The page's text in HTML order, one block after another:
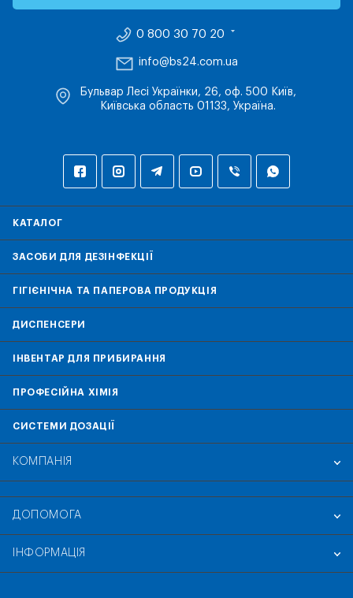
0 800 30 70 20
info@bs24.com.ua
Бульвар Лесі Українки, 26, оф. 500 Київ,
Київська область 01133, Україна.
КАТАЛОГ
ЗАСОБИ ДЛЯ ДЕЗІНФЕКЦІЇ
ГІГІЄНІЧНА ТА ПАПЕРОВА ПРОДУКЦІЯ
ДИСПЕНСЕРИ
ІНВЕНТАР ДЛЯ ПРИБИРАННЯ
ПРОФЕСІЙНА ХІМІЯ
СИСТЕМИ ДОЗАЦІЇ
КОМПАНІЯ
ДОПОМОГА
ІНФОРМАЦІЯ